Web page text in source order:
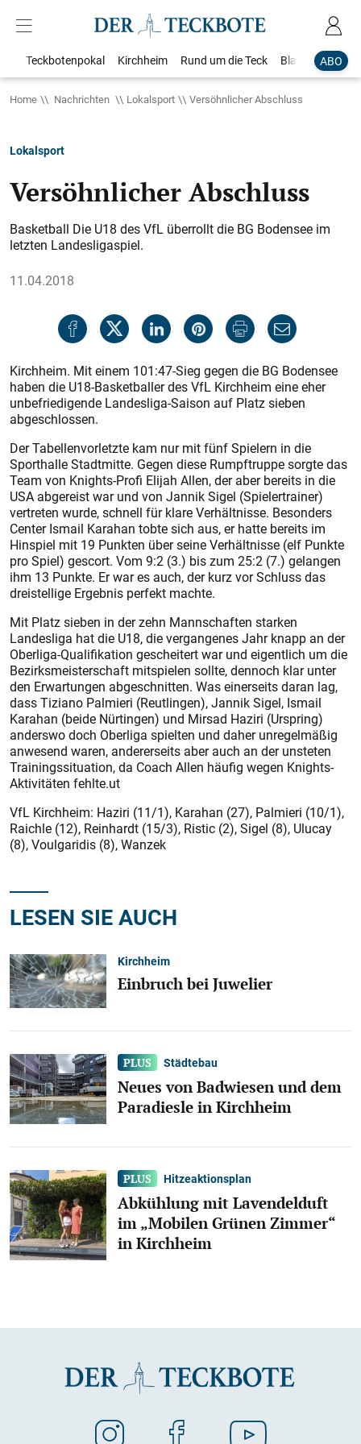
ABO
Teckbotenpokal Kirchheim Rund um die Teck Blaulicht
Home Nachrichten Lokalsport Versöhnlicher Abschluss
Lokalsport
Versöhnlicher Abschluss
Basketball Die U18 des VfL überrollt die BG Bodensee im
letzten Landesligaspiel.
11.04.2018
Kirchheim. Mit einem 101:47-Sieg gegen die BG Bodensee
haben die U18-Basketballer des VfL Kirchheim eine eher
unbefriedigende Landesliga-Saison auf Platz sieben
abgeschlossen.
Der Tabellenvorletzte kam nur mit fünf Spielern in die
Sporthalle Stadtmitte. Gegen diese Rumpftruppe sorgte das
Team von Knights-Profi Elijah Allen, der aber bereits in die
USA abgereist war und von Jannik Sigel (Spielertrainer)
vertreten wurde, schnell für klare Verhältnisse. Besonders
Center Ismail Karahan tobte sich aus, er hatte bereits im
Hinspiel mit 19 Punkten über seine Verhältnisse (elf Punkte
pro Spiel) gescort. Vom 9:2 (3.) bis zum 25:2 (7.) gelangen
ihm 13 Punkte. Er war es auch, der kurz vor Schluss das
dreistellige Ergebnis perfekt machte.
Mit Platz sieben in der zehn Mannschaften starken
Landesliga hat die U18, die vergangenes Jahr knapp an der
Oberliga-Qualifikation gescheitert war und eigentlich um die
Bezirksmeisterschaft mitspielen sollte, dennoch klar unter
den Erwartungen abgeschnitten. Was einerseits daran lag,
dass Tiziano Palmieri (Reutlingen), Jannik Sigel, Ismail
Karahan (beide Nürtingen) und Mirsad Haziri (Urspring)
anderswo doch Oberliga spielten und daher unregelmäßig
anwesend waren, andererseits aber auch an der unsteten
Trainingssituation, da Coach Allen häufig wegen Knights-
Aktivitäten fehlte.ut
VfL Kirchheim: Haziri (11/1), Karahan (27), Palmieri (10/1),
Raichle (12), Reinhardt (15/3), Ristic (2), Sigel (8), Ulucay
(8), Voulgaridis (8), Wanzek
LESEN SIE AUCH
Kirchheim
Einbruch bei Juwelier
Städtebau
Neues von Badwiesen und dem
Paradiesle in Kirchheim
Hitzeaktionsplan
Abkühlung mit Lavendelduft
im „Mobilen Grünen Zimmer“
in Kirchheim